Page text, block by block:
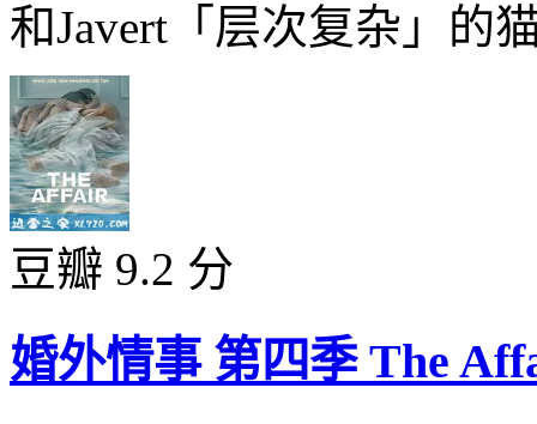
和Javert「层次复杂」的
豆瓣 9.2 分
婚外情事 第四季 The